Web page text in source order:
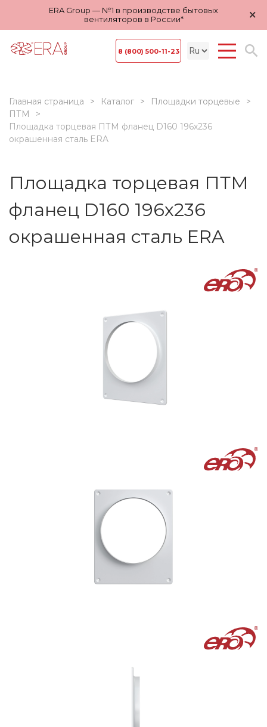
ERA Group — №1 в производстве бытовых
вентиляторов в России*
×
8 (800) 500-11-23
Главная страница Каталог
Площадки торцевые
ПТМ
Площадка торцевая ПТМ фланец D160 196х236
окрашенная сталь ERA
Площадка торцевая ПТМ
фланец D160 196х236
окрашенная сталь ERA